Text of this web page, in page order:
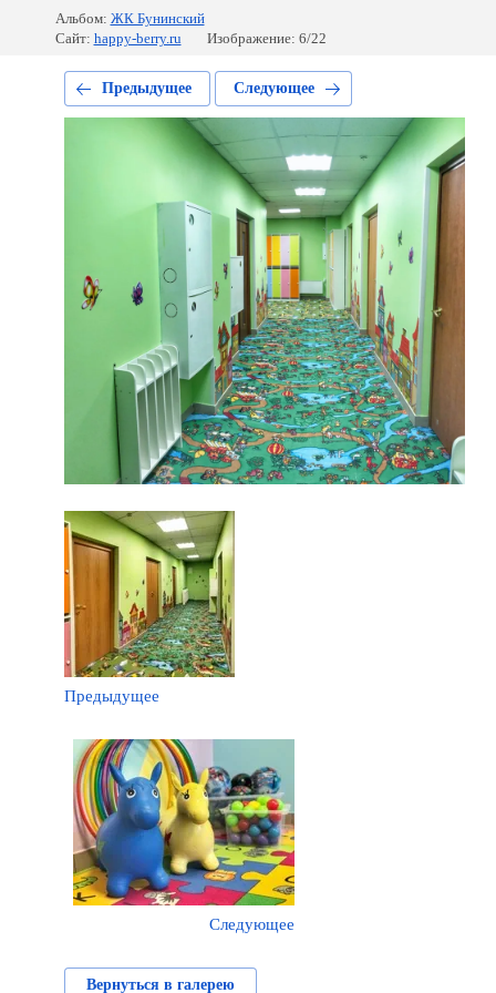
Альбом: ЖК Бунинский
Сайт: happy-berry.ru Изображение: 6/22
Предыдущее Следующее
Предыдущее
Следующее
Вернуться в галерею